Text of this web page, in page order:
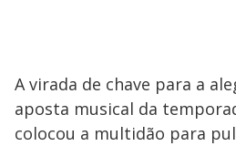
A virada de chave para a
aposta musical da
colocou a multidão para